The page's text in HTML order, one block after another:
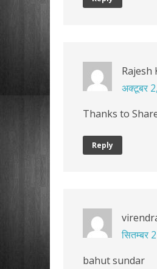
Rajesh
अक्टूबर
Thanks to
Reply
सितम्बर
bahut sundar